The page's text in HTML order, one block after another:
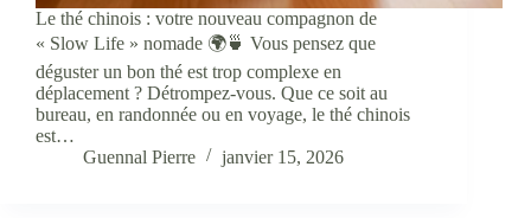
Le thé chinois : votre nouveau compagnon de
« Slow Life » nomade 🌍🍵 Vous pensez que
déguster un bon thé est trop complexe en
déplacement ? Détrompez-vous. Que ce soit au
bureau, en randonnée ou en voyage, le thé chinois
est…
Guennal Pierre
janvier 15, 2026